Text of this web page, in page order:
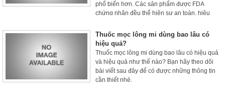
phổ biến hơn. Các sản phẩm được FDA
chứng nhận đều thể hiện sự an toàn, hiệu
Thuốc mọc lông mi dùng bao lâu có
hiệu quả?
Thuốc mọc lông mi dùng bao lâu có hiệu quả
và hiệu quả như thế nào? Bạn hãy theo dõi
bài viết sau đây để có được những thông tin
cần thiết nhé.